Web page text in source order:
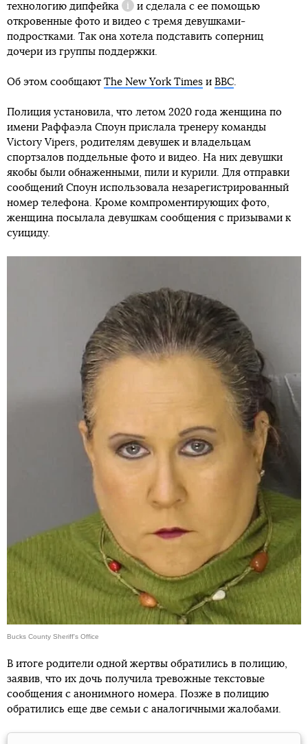
технологию дипфейка
Справка
и сделала с ее помощью
откровенные фото и видео с тремя девушками-
подростками. Так она хотела подставить соперниц
дочери из группы поддержки.
Об этом сообщают The New York Times и BBC
Полиция установила, что летом 2020 года женщина по
имени Раффаэла Споун прислала тренеру команды
Victory Vipers, родителям девушек и владельцам
спортзалов поддельные фото и видео. На них девушки
якобы были обнаженными, пили и курили. Для отправки
сообщений Споун использовала незарегистрированный
номер телефона. Кроме компроментирующих фото,
женщина посылала девушкам сообщения с призывами к
суициду.
Bucks County Sheriff's Office
В итоге родители одной жертвы обратились в полицию,
заявив, что их дочь получила тревожные текстовые
сообщения с анонимного номера. Позже в полицию
обратились еще две семьи с аналогичными жалобами.